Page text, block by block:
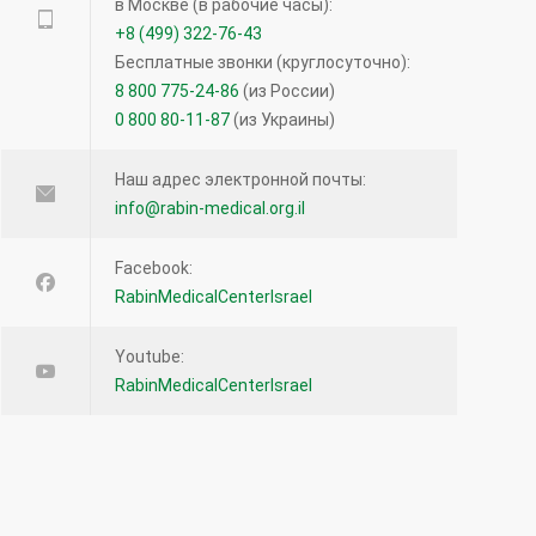
Прием кроверазжижающих препаратов
возможен и перед операцией — новое
исследование
Лимфома кожи: что нужно знать?
Что такое виртуальная колоноскопия?
в Москве (в рабочие часы):
+8 (499) 322-76-43
Бесплатные звонки (круглосуточно):
8 800 775-24-86 (из России)
0 800 80-11-87(из Украины)
Наш адрес электронной почты:
info@rabin-medical.org.il
Facebook:
RabinMedicalCenterIsrael
Youtube:
RabinMedicalCenterIsrael